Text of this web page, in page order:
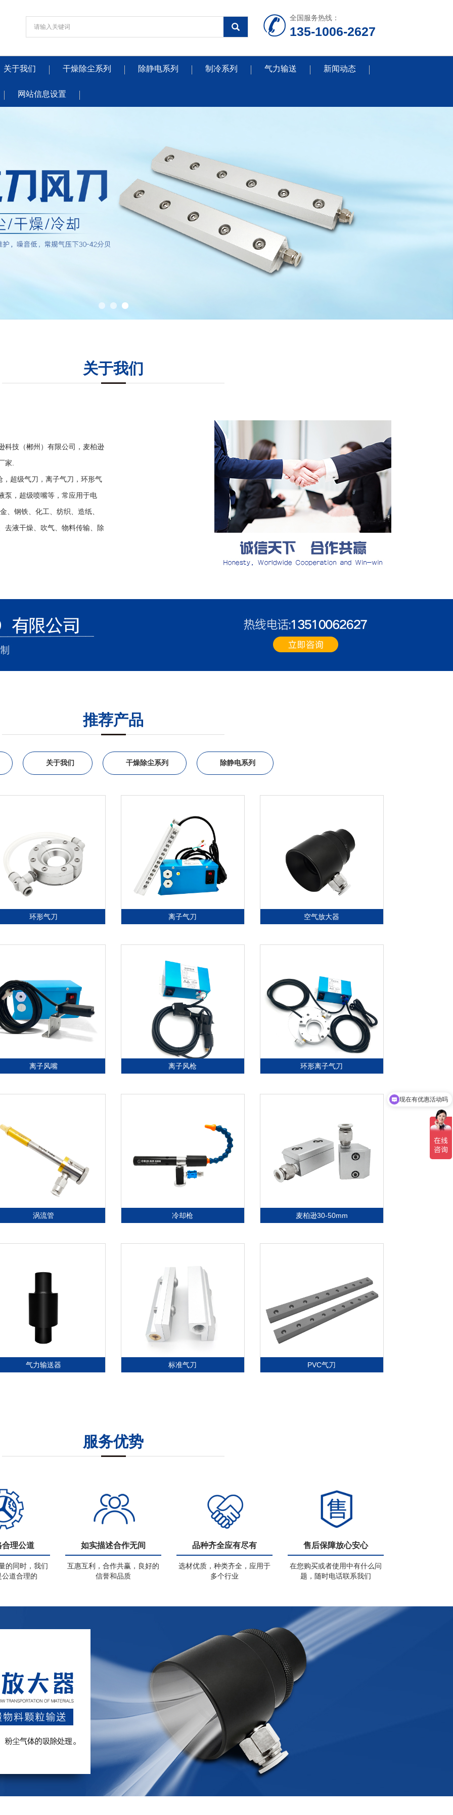
全国服务热线：
135-1006-2627
关于我们 干燥除尘系列 除静电系列 制冷系列 气力输送 新闻动态
网站信息设置
关于我们
（郴州）有限公司，麦柏逊
家.
超级气刀，离子气刀，环形气
泵，超级喷嘴等，常应用于电
、钢铁、化工、纺织、造纸、
去液干燥、吹气、物料传输、除
推荐产品
关于我们 干燥除尘系列 除静电系列
环形气刀 离子气刀 空气放大器
离子风嘴 离子风枪 环形离子气刀
涡流管 冷却枪 麦柏逊30-50mm
气力输送器 标准气刀 PVC气刀
服务优势
合理公道
的同时，我们
道合理的
如实描述合作无间
互惠互利，合作共赢，良好的
信誉和品质
品种齐全应有尽有
选材优质，种类齐全，应用于
多个行业
售后保障放心安心
在您购买或者使用中有什么问
题，随时电话联系我们
可以介绍下你们的产品么